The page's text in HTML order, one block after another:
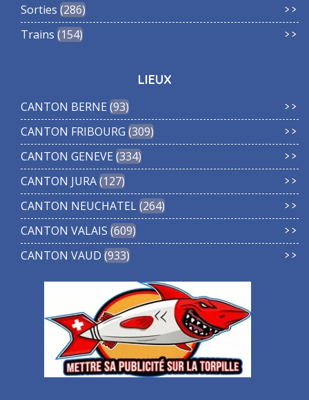
Sorties 286
Trains 154
LIEUX
CANTON BERNE 93
CANTON FRIBOURG 309
CANTON GENEVE 334
CANTON JURA 127
CANTON NEUCHATEL 264
CANTON VALAIS 609
CANTON VAUD 933